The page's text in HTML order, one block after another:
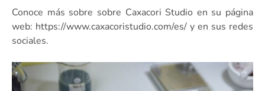
Conoce más sobre sobre Caxacori Studio en su página
web: https://www.caxacoristudio.com/es/ y en sus redes
sociales.